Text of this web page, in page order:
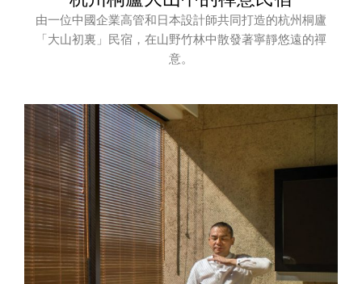
由一位中國企業高管和日本設計師共同打造的杭州桐廬
「大山初裏」民宿，在山野竹林中散發著寧靜悠遠的禪
意。